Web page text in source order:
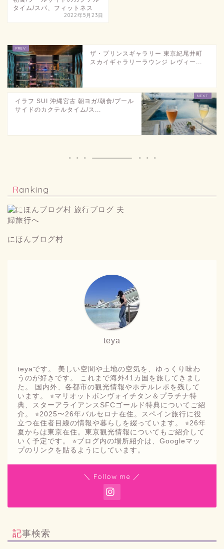
タイム/スパ、フィットネス
2022年5月23日
ザ・プリンスギャラリー 東京紀尾井町
スカイギャラリーラウンジ レヴィー...
イラフ SUI 沖縄宮古 朝ヨガ/朝食/プール
サイドのカクテルタイム/ス...
Ranking
にほんブログ村
teya
teyaです。 美しい空間や土地の空気を、ゆっくり味わ
うのが好きです。 これまで海外41カ国を旅してきまし
た。 国内外、各都市の観光情報やホテルレポを残して
います。 ⭐︎マリオットボンヴォイチタン＆プラチナ特
典、スターアライアンスSFCゴールド特典についてご紹
介。 ⭐︎2025〜26年バルセロナ在住。スペイン旅行に役
立つ在住者目線の情報や暮らしを綴っています。 ⭐︎26年
夏からは東京在住。東京観光情報についてもご紹介して
いく予定です。 ⭐︎ブログ内の場所紹介は、Googleマッ
プのリンクを貼るようにしています。
＼ Follow me ／
記事検索